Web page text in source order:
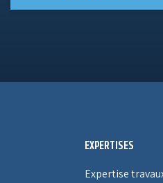
EXPERTISES
Expertise